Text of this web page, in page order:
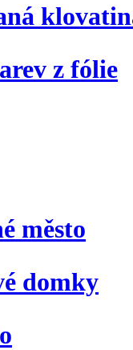
z fólie
město
domky